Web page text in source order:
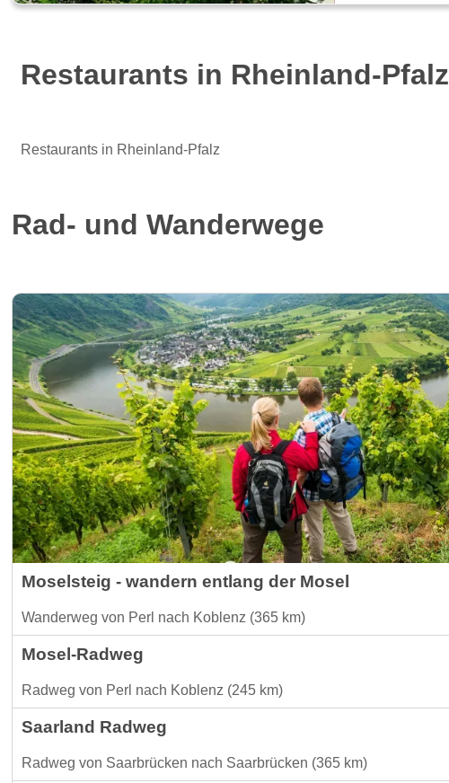
Restaurants in Rheinland-Pfalz
Restaurants in Rheinland-Pfalz
Rad- und Wanderwege
Moselsteig - wandern entlang der Mosel
Wanderweg von Perl nach Koblenz (365 km)
Mosel-Radweg
Radweg von Perl nach Koblenz (245 km)
Saarland Radweg
Radweg von Saarbrücken nach Saarbrücken (365 km)